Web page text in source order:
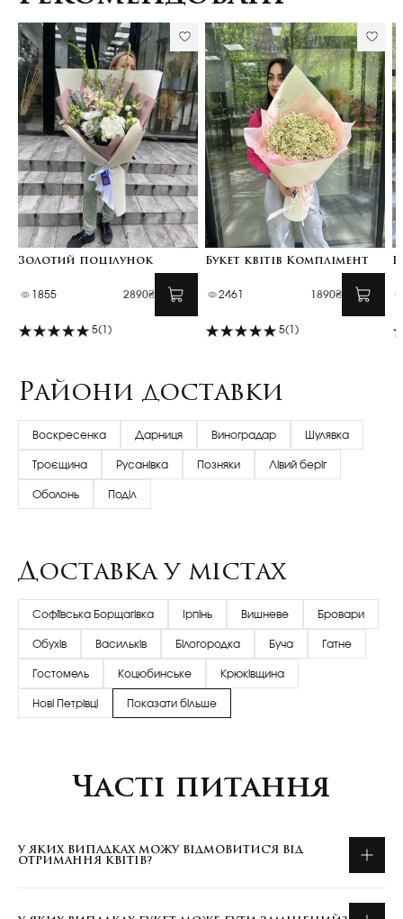
Золотий поцілунок
1855 2890₴
5(1)
Букет квітів Комплімент
2461 1890₴
5(1)
Райони доставки
Воскресенка Дарниця Виноградар Шулявка
Троєщина Русанівка Позняки Лівий беріг
Оболонь Поділ
Доставка у містах
Софіївська Борщагівка Ірпінь Вишневе Бровари
Обухів Васильків Білогородка Буча Гатне
Гостомель Коцюбинське Крюківщина
Нові Петрівці Показати більше
Часті питання
У ЯКИХ ВИПАДКАХ МОЖУ ВІДМОВИТИСЯ ВІД
ОТРИМАННЯ КВІТІВ?